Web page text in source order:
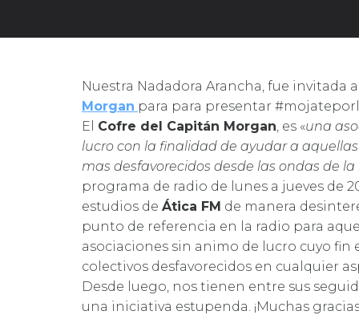
Nuestra Nadadora Arancha, fue invitada
Morgan para para presentar
El Cofre del Capitán Morgan, es «una
lucro con la finalidad de ayudar a
mas desfavorecidos desde las ondas de la
programa de radio de lunes a jueves de
estudios de Ática FM de manera
punto de referencia en la radio para
asociaciones sin animo de lucro cuyo fin
colectivos desfavorecidos en cualquier
Desde luego, nos tienen entre sus
una iniciativa estupenda. ¡Muchas